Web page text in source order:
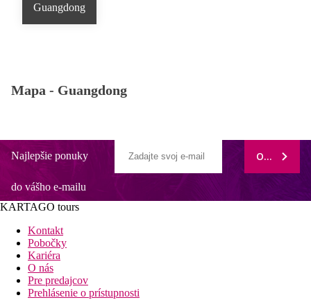
Guangdong
Mapa - Guangdong
Najlepšie ponuky
do vášho e-mailu
ODOBERAŤ
KARTAGO tours
Kontakt
Pobočky
Kariéra
O nás
Pre predajcov
Prehlásenie o prístupnosti